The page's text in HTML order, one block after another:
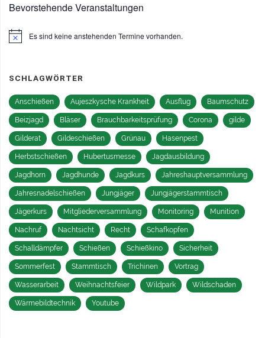
Bevorstehende Veranstaltungen
HinweisEs sind keine anstehenden Termine vorhanden.
SCHLAGWÖRTER
Anschießen Aujeszkysche Krankheit Ausflug Baumschutz
Beizjagd Bläser Brauchbarkeitsprüfung Corona gilde
Gilderat Gildeschießen Grünau Hasenpest
Herbstschießen Hubertusmesse Jagdausbildung
Jagdhorn Jagdhunde Jagdkurs Jahreshauptversammlung
Jahresnadelschießen Jungjäger Jungjägerstammtisch
Jägerkurs Mitgliederversammlung Monitoring Munition
Nachruf Nachtsicht Recht Schafkopfen
Schalldämpfer Schießen Schießkino Sicherheit
Sommerfest Stammtisch Trichinen Vortrag
Wasserarbeit Weihnachtsfeier Wildpark Wildschaden
Wärmebildtechnik Youtube